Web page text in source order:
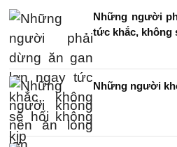
Những người
tức khắc, không
Những người